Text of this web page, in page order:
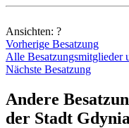
Ansichten: ?
Vorherige Besatzung
Alle Besatzungsmitglieder
Nächste Besatzung
Andere
der Stadt Gdynia